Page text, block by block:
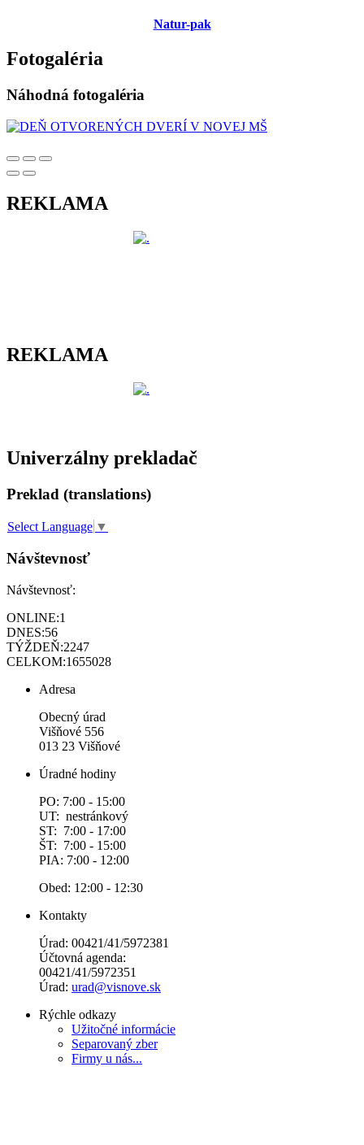
Natur-pak
Fotogaléria
Náhodná fotogaléria
REKLAMA
REKLAMA
Univerzálny prekladač
Preklad (translations)
Select Language ▼
Návštevnosť
Návštevnosť:
ONLINE:1
DNES:56
TÝŽDEŇ:2247
CELKOM:1655028
Adresa
Obecný úrad
Višňové 556
013 23 Višňové
Úradné hodiny
PO: 7:00 - 15:00
UT: nestránkový
ST: 7:00 - 17:00
ŠT: 7:00 - 15:00
PIA: 7:00 - 12:00
Obed: 12:00 - 12:30
Kontakty
Úrad: 00421/41/5972381
Účtovná agenda:
00421/41/5972351
Úrad: urad@visnove.sk
Rýchle odkazy
Užitočné informácie
Separovaný zber
Firmy u nás...